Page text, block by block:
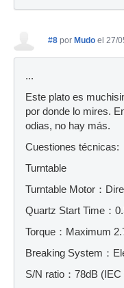
#8 por Mudo el 27/
...
Este plato es
por donde lo mires.
odias, no hay más.
Cuestiones técnicas:
Turntable
Turntable Motor：
Quartz Start Time：
Torque：Maximum
Breaking System：
S/N ratio：78dB (IEC